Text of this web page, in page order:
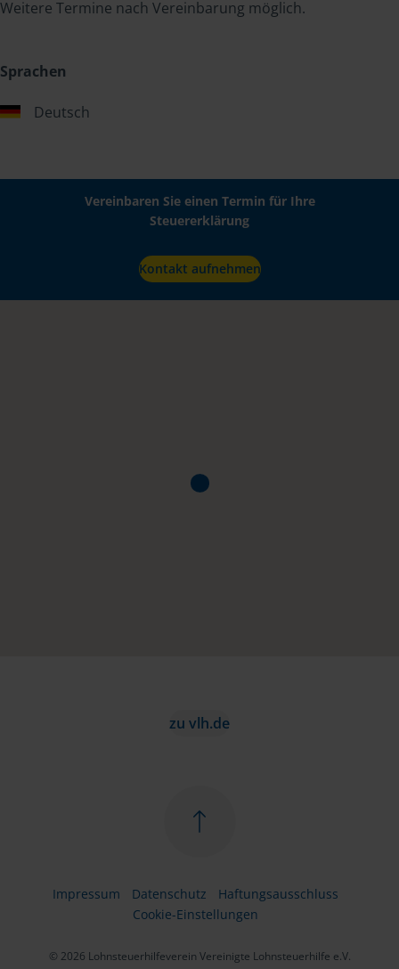
Weitere Termine nach Vereinbarung möglich.
Sprachen
Deutsch
Vereinbaren Sie einen Termin für Ihre
Steuererklärung
Kontakt aufnehmen
zu vlh.de
Impressum Datenschutz
Haftungsausschluss
Cookie-Einstellungen
© 2026 Lohnsteuerhilfeverein Vereinigte Lohnsteuerhilfe e.V.